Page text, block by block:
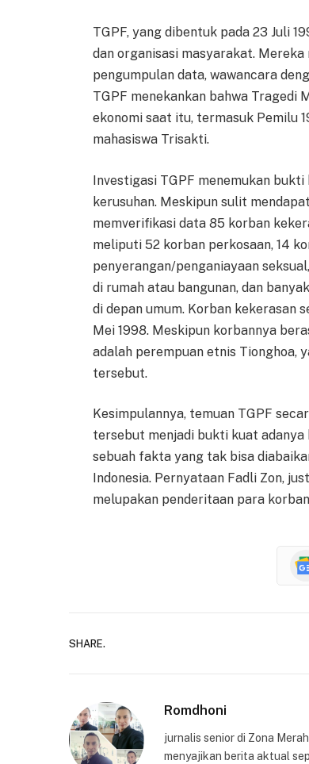
TGPF, yang dibentuk pada 23 Juli
dan organisasi masyarakat.
pengumpulan data, wawancara
TGPF menekankan bahwa Tragedi
ekonomi saat itu, termasuk Pemilu
mahasiswa Trisakti.
Investigasi TGPF menemukan
kerusuhan. Meskipun sulit
memverifikasi data 85 korban
meliputi 52 korban perkosaan, 14
penyerangan/penganiayaan
di rumah atau bangunan, dan
di depan umum. Korban kekerasan
Mei 1998. Meskipun korbannya
adalah perempuan etnis Tionghoa,
tersebut.
Kesimpulannya, temuan TGPF
tersebut menjadi bukti kuat adanya
sebuah fakta yang tak bisa
Indonesia. Pernyataan Fadli Zon,
melupakan penderitaan para
SHARE.
Romdhoni
jurnalis senior di Zona
menyajikan berita aktual